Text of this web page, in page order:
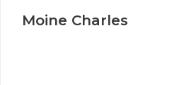
Moine Charles